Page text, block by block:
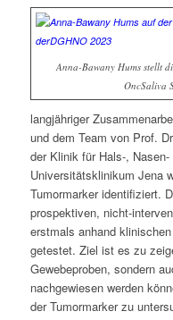
Anna-Bawany Hums stellt
OncSaliva
langjähriger
und dem Team von Prof.
der Klinik für Hals-,
Universitätsklinikum Jena
Tumormarker identifiziert.
prospektiven, nicht-
erstmals anhand
getestet. Ziel ist es zu
Gewebeproben, sondern
nachgewiesen werden
der Tumormarker zu